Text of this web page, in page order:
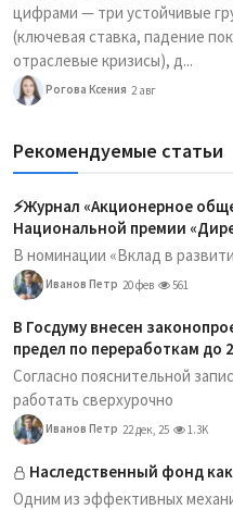
цифрами — три устойчивые
(ключевая ставка, падение
отраслевые кризисы), д...
Рогова Ксения 2 авг
Рекомендуемые статьи
⚡️Журнал «Акционерное
Национальной премии
В номинации «Вклад в
Иванов Петр 20 фев 561
В Госдуму внесен
предел по переработкам до
Согласно пояснительной
работать сверхурочно
Иванов Петр 22 дек, 25 1.3K
Наследственный фонд
Одним из эффективных